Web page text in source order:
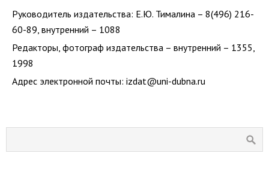
Руководитель издательства: Е.Ю. Тималина – 8(496) 216-
60-89, внутренний – 1088
Редакторы, фотограф издательства – внутренний – 1355,
1998
Адрес электронной почты: izdat@uni-dubna.ru